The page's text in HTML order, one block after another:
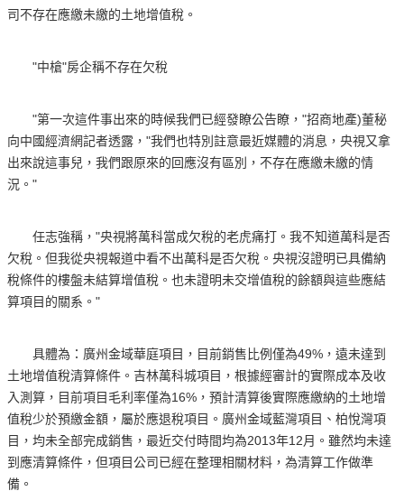
司不存在應繳未繳的土地增值稅。
"中槍"房企稱不存在欠稅
"第一次這件事出來的時候我們已經發瞭公告瞭，"招商地產)董秘
向中國經濟網記者透露，"我們也特別註意最近媒體的消息，央視又拿
出來說這事兒，我們跟原來的回應沒有區別，不存在應繳未繳的情
況。"
任志強稱，"央視將萬科當成欠稅的老虎痛打。我不知道萬科是否
欠稅。但我從央視報道中看不出萬科是否欠稅。央視沒證明已具備納
稅條件的樓盤未結算增值稅。也未證明未交增值稅的餘額與這些應結
算項目的關系。"
具體為：廣州金域華庭項目，目前銷售比例僅為49%，遠未達到
土地增值稅清算條件。吉林萬科城項目，根據經審計的實際成本及收
入測算，目前項目毛利率僅為16%，預計清算後實際應繳納的土地增
值稅少於預繳金額，屬於應退稅項目。廣州金域藍灣項目、柏悅灣項
目，均未全部完成銷售，最近交付時間均為2013年12月。雖然均未達
到應清算條件，但項目公司已經在整理相關材料，為清算工作做準
備。